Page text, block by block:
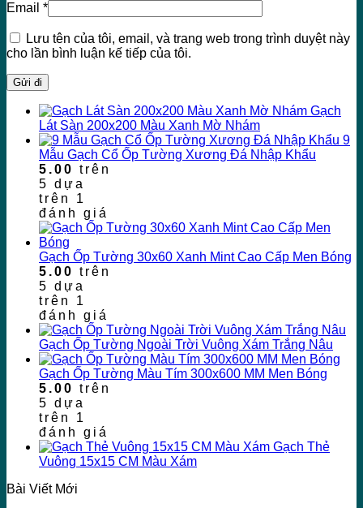
Email *
Lưu tên của tôi, email, và trang web trong trình duyệt này
cho lần bình luận kế tiếp của tôi.
Gạch
Lát Sàn 200x200 Màu Xanh Mờ Nhám
9
Mẫu Gạch Cổ Ốp Tường Xương Đá Nhập Khẩu
5.00 trên
5 dựa
trên 1
đánh giá
Gạch Ốp Tường 30x60 Xanh Mint Cao Cấp Men Bóng
5.00 trên
5 dựa
trên 1
đánh giá
Gạch Ốp Tường Ngoài Trời Vuông Xám Trắng Nâu
Gạch Ốp Tường Màu Tím 300x600 MM Men Bóng
5.00 trên
5 dựa
trên 1
đánh giá
Gạch Thẻ
Vuông 15x15 CM Màu Xám
Bài Viết Mới